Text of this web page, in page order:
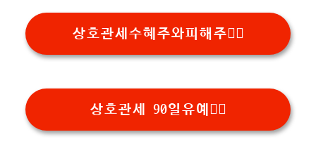
상호관세수혜주와피해주👉🏻
상호관세 90일유예👉🏻